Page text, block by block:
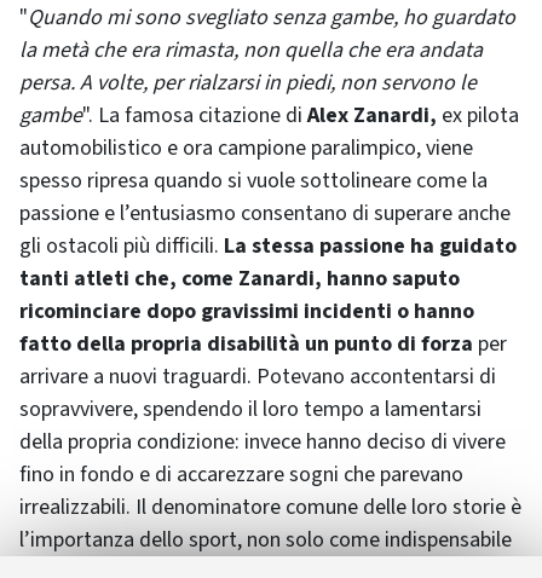
"Quando mi sono svegliato senza gambe, ho guardato
la metà che era rimasta, non quella che era andata
persa. A volte, per rialzarsi in piedi, non servono le
gambe". La famosa citazione diAlex Zanardi, ex pilota
automobilistico e ora campione paralimpico, viene
spesso ripresa quando si vuole sottolineare come la
passione e l’entusiasmo consentano di superare anche
gli ostacoli più difficili. La stessa passione ha guidato
tanti atleti che, come Zanardi, hanno saputo
ricominciare dopo gravissimi incidenti o hanno
fatto della propria disabilità un punto di forza per
arrivare a nuovi traguardi. Potevano accontentarsi di
sopravvivere, spendendo il loro tempo a lamentarsi
della propria condizione: invece hanno deciso di vivere
fino in fondo e di accarezzare sogni che parevano
irrealizzabili. Il denominatore comune delle loro storie è
l’importanza dello sport, non solo come indispensabile